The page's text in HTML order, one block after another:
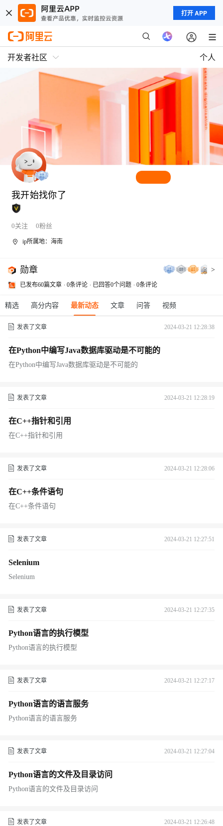
打开 APP
开发者社区 个人
我开始找你了
0关注 0粉丝
ip所属地：海南
勋章 >
已发布60篇文章 0条评论 已回答0个问题 0条评论
精选 高分内容 最新动态 文章 问答 视频
发表了文章 2024-03-21 12:28:38
在Python中编写Java数据库驱动是不可能的
在Python中编写Java数据库驱动是不可能的
发表了文章 2024-03-21 12:28:19
在C++指针和引用
在C++指针和引用
发表了文章 2024-03-21 12:28:06
在C++条件语句
在C++条件语句
发表了文章 2024-03-21 12:27:51
Selenium
Selenium
发表了文章 2024-03-21 12:27:35
Python语言的执行模型
Python语言的执行模型
发表了文章 2024-03-21 12:27:17
Python语言的语言服务
Python语言的语言服务
发表了文章 2024-03-21 12:27:04
Python语言的文件及目录访问
Python语言的文件及目录访问
发表了文章 2024-03-21 12:26:48